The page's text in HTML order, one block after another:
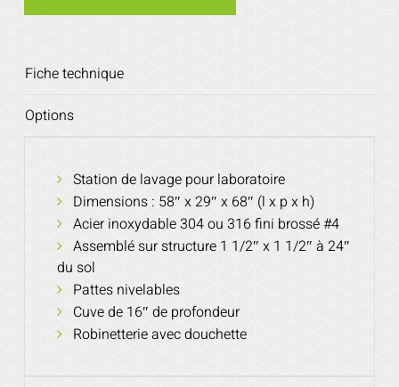
Fiche technique
Options
Station de lavage pour laboratoire
Dimensions : 58″ x 29″ x 68″ (l x p x h)
Acier inoxydable 304 ou 316 fini brossé #4
Assemblé sur structure 1 1/2″ x 1 1/2″ à 24″
du sol
Pattes nivelables
Cuve de 16″ de profondeur
Robinetterie avec douchette